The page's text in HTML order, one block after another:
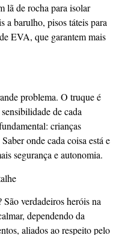
lã de rocha para isolar
a barulho, pisos táteis para
EVA, que garantem mais
problema. O truque é
de cada
crianças
onde cada coisa está e
segurança e autonomia.
verdadeiros heróis na
dependendo da
aliados ao respeito pelo